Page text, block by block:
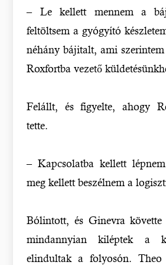
– Le kellett mennem a
feltöltsem a gyógyító
néhány bájitalt, ami
Roxfortba vezető
Felállt, és figyelte, ahogy
tette.
– Kapcsolatba kellett
meg kellett beszélnem a
Bólintott, és Ginevra követte
mindannyian kiléptek a
elindultak a folyosón.